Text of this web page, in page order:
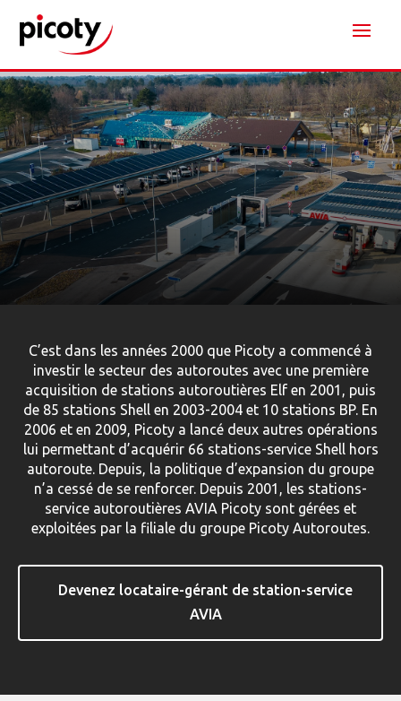
C’est dans les années 2000 que Picoty a commencé à
investir le secteur des autoroutes avec une première
acquisition de stations autoroutières Elf en 2001, puis
de 85 stations Shell en 2003-2004 et 10 stations BP. En
2006 et en 2009, Picoty a lancé deux autres opérations
lui permettant d’acquérir 66 stations-service Shell hors
autoroute. Depuis, la politique d’expansion du groupe
n’a cessé de se renforcer. Depuis 2001, les stations-
service autoroutières AVIA Picoty sont gérées et
exploitées par la filiale du groupe Picoty Autoroutes.
Devenez locataire-gérant de station-service
AVIA